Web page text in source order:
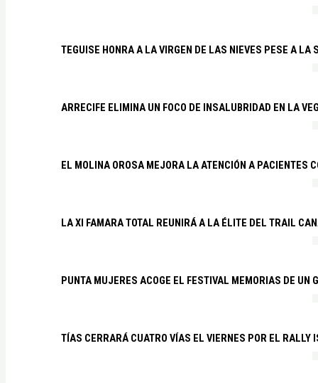
TEGUISE HONRA A LA VIRGEN DE LAS NIEVES PESE A LA
ARRECIFE ELIMINA UN FOCO DE INSALUBRIDAD EN LA
EL MOLINA OROSA MEJORA LA ATENCIÓN A PACIENTES
LA XI FAMARA TOTAL REUNIRÁ A LA ÉLITE DEL TRAIL
PUNTA MUJERES ACOGE EL FESTIVAL MEMORIAS DE UN
TÍAS CERRARÁ CUATRO VÍAS EL VIERNES POR EL RALLY